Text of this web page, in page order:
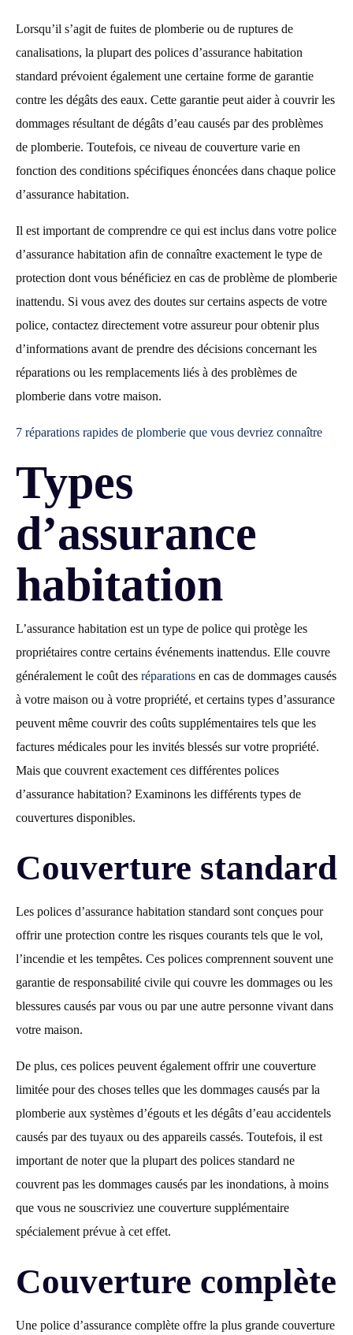
Lorsqu’il s’agit de fuites de plomberie ou de ruptures de
canalisations, la plupart des polices d’assurance habitation
standard prévoient également une certaine forme de garantie
contre les dégâts des eaux. Cette garantie peut aider à couvrir les
dommages résultant de dégâts d’eau causés par des problèmes
de plomberie. Toutefois, ce niveau de couverture varie en
fonction des conditions spécifiques énoncées dans chaque police
d’assurance habitation.
Il est important de comprendre ce qui est inclus dans votre police
d’assurance habitation afin de connaître exactement le type de
protection dont vous bénéficiez en cas de problème de plomberie
inattendu. Si vous avez des doutes sur certains aspects de votre
police, contactez directement votre assureur pour obtenir plus
d’informations avant de prendre des décisions concernant les
réparations ou les remplacements liés à des problèmes de
plomberie dans votre maison.
7 réparations rapides de plomberie que vous devriez connaître
Types
d’assurance
habitation
L’assurance habitation est un type de police qui protège les
propriétaires contre certains événements inattendus. Elle couvre
généralement le coût des réparations en cas de dommages causés
à votre maison ou à votre propriété, et certains types d’assurance
peuvent même couvrir des coûts supplémentaires tels que les
factures médicales pour les invités blessés sur votre propriété.
Mais que couvrent exactement ces différentes polices
d’assurance habitation? Examinons les différents types de
couvertures disponibles.
Couverture standard
Les polices d’assurance habitation standard sont conçues pour
offrir une protection contre les risques courants tels que le vol,
l’incendie et les tempêtes. Ces polices comprennent souvent une
garantie de responsabilité civile qui couvre les dommages ou les
blessures causés par vous ou par une autre personne vivant dans
votre maison.
De plus, ces polices peuvent également offrir une couverture
limitée pour des choses telles que les dommages causés par la
plomberie aux systèmes d’égouts et les dégâts d’eau accidentels
causés par des tuyaux ou des appareils cassés. Toutefois, il est
important de noter que la plupart des polices standard ne
couvrent pas les dommages causés par les inondations, à moins
que vous ne souscriviez une couverture supplémentaire
spécialement prévue à cet effet.
Couverture complète
Une police d’assurance complète offre la plus grande couverture